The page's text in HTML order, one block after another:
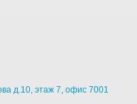
д.10, этаж 7, офис 7001